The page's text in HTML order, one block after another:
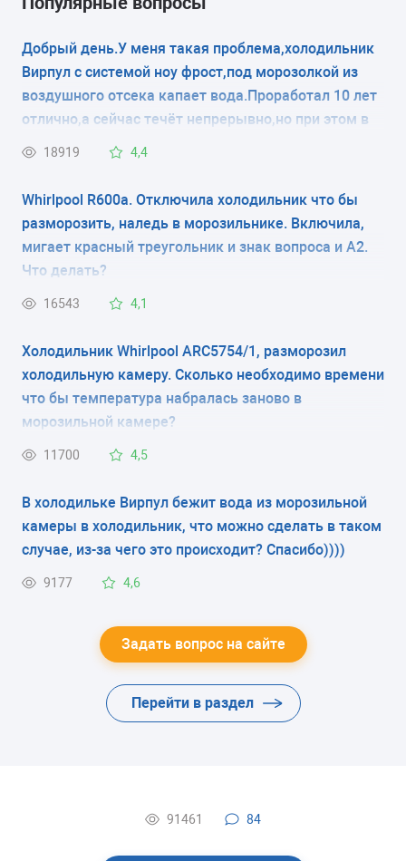
ARC 7518 IX
Добрый день.У меня такая проблема,холодильник
Вирпул с системой ноу фрост,под морозолкой из
воздушного отсека капает вода.Проработал 10 лет
отлично,а сейчас течёт непрерывно,но при этом в
морозилке наледи нет.Думаю засор в дренажном
прочистить.Будте добры,помогите с ответом.
18919 4,4
Whirlpool R600a. Отключила холодильник что бы
разморозить, наледь в морозильнике. Включила,
мигает красный треугольник и знак вопроса и A2.
Что делать?
16543 4,1
Холодильник Whirlpool ARC5754/1, разморозил
холодильную камеру. Сколько необходимо времени
что бы температура набралась заново в
морозильной камере?
11700 4,5
В холодильке Вирпул бежит вода из морозильной
камеры в холодильник, что можно сделать в таком
случае, из-за чего это происходит? Спасибо))))
9177 4,6
Задать вопрос на сайте
Перейти в раздел
91461 84